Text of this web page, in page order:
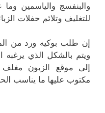
والبنفسج والياسمين
للتغليف وتلائم حفلات
إن طلب بوكيه ورد من
ويتم بالشكل الذي
إلى موقع الزبون مغلف
مكتوب عليها ما يناسب